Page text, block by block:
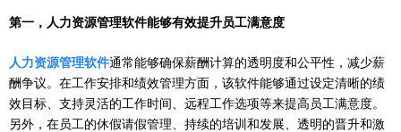
第一， 人力资源管理软件能够有效提升员工满意度
人力资源管理软件通常能够确保薪酬计算的透明度和公平性，减少薪
酬争议。在工作安排和绩效管理方面，该软件能够通过设定清晰的绩
效目标、支持灵活的工作时间、远程工作选项等来提高员工满意度。
另外，在员工的休假请假管理、持续的培训和发展、透明的晋升和激